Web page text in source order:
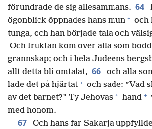
förundrade de sig allesammans. 64
ögonblick öppnades hans mun + och
tunga, och han började tala och
Och fruktan kom över alla som
grannskap; och i hela Judeens
allt detta bli omtalat, 66
och alla
lade det på hjärtat + och sade: ”Vad
av det barnet?” Ty Jehovas * hand +
med honom.
67 Och hans far Sakarja